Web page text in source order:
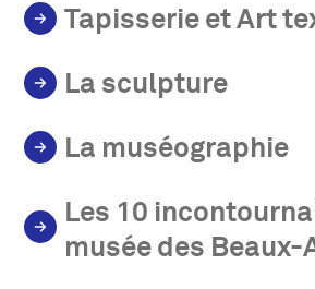
Tapisserie et Art
La sculpture
La muséographie
Les 10
musée des Beaux-